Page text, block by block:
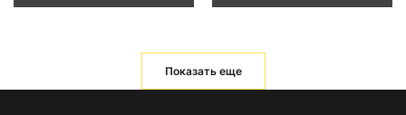
Показать еще